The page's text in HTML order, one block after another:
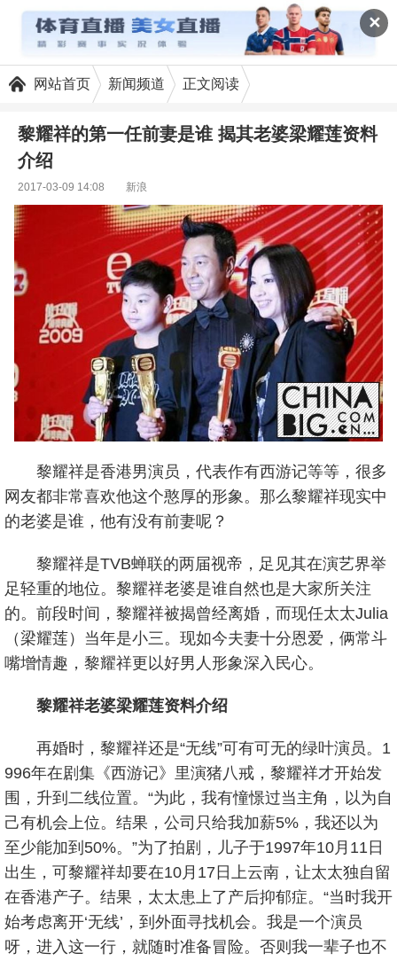
✕
网站首页 新闻频道 正文阅读
黎耀祥的第一任前妻是谁 揭其老婆梁耀莲资料
介绍
2017-03-09 14:08 新浪
黎耀祥是香港男演员，代表作有西游记等等，很多
网友都非常喜欢他这个憨厚的形象。那么黎耀祥现实中
的老婆是谁，他有没有前妻呢？
黎耀祥是TVB蝉联的两届视帝，足见其在演艺界举
足轻重的地位。黎耀祥老婆是谁自然也是大家所关注
的。前段时间，黎耀祥被揭曾经离婚，而现任太太Julia
（梁耀莲）当年是小三。现如今夫妻十分恩爱，俩常斗
嘴增情趣，黎耀祥更以好男人形象深入民心。
黎耀祥老婆梁耀莲资料介绍
再婚时，黎耀祥还是“无线”可有可无的绿叶演员。1
996年在剧集《西游记》里演猪八戒，黎耀祥才开始发
围，升到二线位置。“为此，我有憧憬过当主角，以为自
己有机会上位。结果，公司只给我加薪5%，我还以为
至少能加到50%。”为了拍剧，儿子于1997年10月11日
出生，可黎耀祥却要在10月17日上云南，让太太独自留
在香港产子。结果，太太患上了产后抑郁症。“当时我开
始考虑离开‘无线’，到外面寻找机会。我是一个演员
呀，进入这一行，就随时准备冒险。否则我一辈子也不